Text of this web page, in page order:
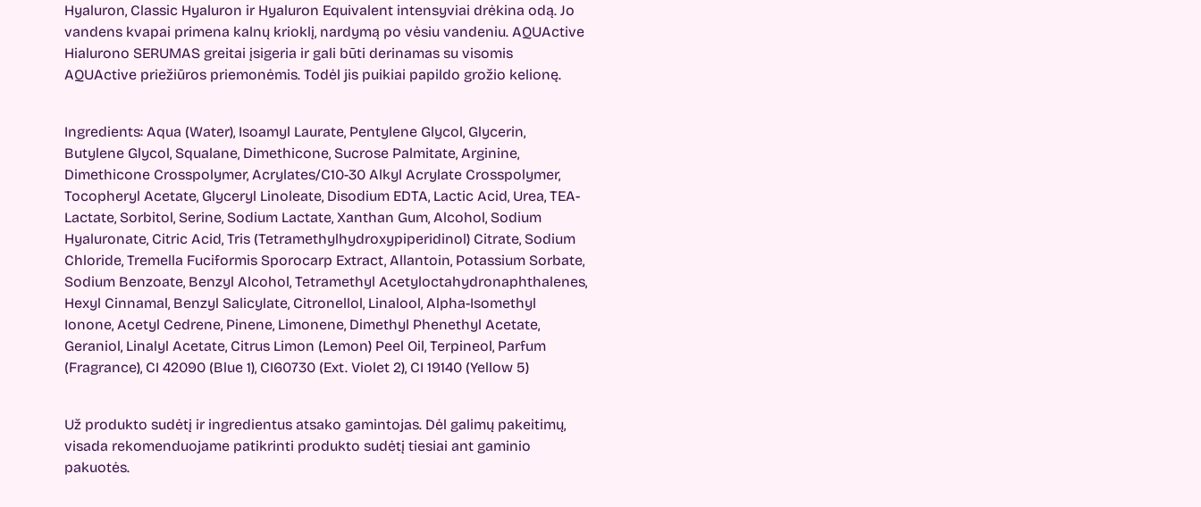
Hyaluron, Classic Hyaluron ir Hyaluron Equivalent intensyviai drėkina odą. Jo
vandens kvapai primena kalnų krioklį, nardymą po vėsiu vandeniu. AQUActive
Hialurono SERUMAS greitai įsigeria ir gali būti derinamas su visomis
AQUActive priežiūros priemonėmis. Todėl jis puikiai papildo grožio kelionę.
Ingredients: Aqua (Water), Isoamyl Laurate, Pentylene Glycol, Glycerin,
Butylene Glycol, Squalane, Dimethicone, Sucrose Palmitate, Arginine,
Dimethicone Crosspolymer, Acrylates/C10-30 Alkyl Acrylate Crosspolymer,
Tocopheryl Acetate, Glyceryl Linoleate, Disodium EDTA, Lactic Acid, Urea, TEA-
Lactate, Sorbitol, Serine, Sodium Lactate, Xanthan Gum, Alcohol, Sodium
Hyaluronate, Citric Acid, Tris (Tetramethylhydroxypiperidinol) Citrate, Sodium
Chloride, Tremella Fuciformis Sporocarp Extract, Allantoin, Potassium Sorbate,
Sodium Benzoate, Benzyl Alcohol, Tetramethyl Acetyloctahydronaphthalenes,
Hexyl Cinnamal, Benzyl Salicylate, Citronellol, Linalool, Alpha-Isomethyl
Ionone, Acetyl Cedrene, Pinene, Limonene, Dimethyl Phenethyl Acetate,
Geraniol, Linalyl Acetate, Citrus Limon (Lemon) Peel Oil, Terpineol, Parfum
(Fragrance), CI 42090 (Blue 1), CI60730 (Ext. Violet 2), CI 19140 (Yellow 5)
Už produkto sudėtį ir ingredientus atsako gamintojas. Dėl galimų pakeitimų,
visada rekomenduojame patikrinti produkto sudėtį tiesiai ant gaminio
pakuotės.